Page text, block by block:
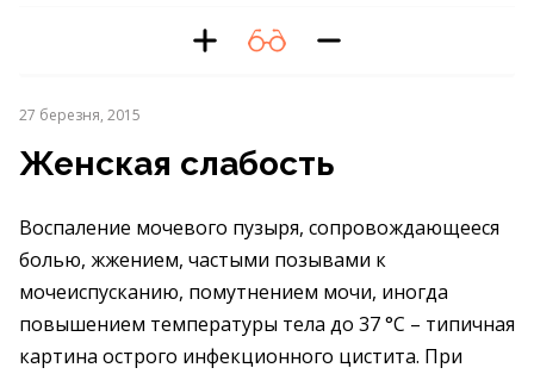
27 березня, 2015
Женская слабость
Воспаление мочевого пузыря, сопровождающееся
болью, жжением, частыми позывами к
мочеиспусканию, помутнением мочи, иногда
повышением температуры тела до 37 °С – типичная
картина острого инфекционного цистита. При